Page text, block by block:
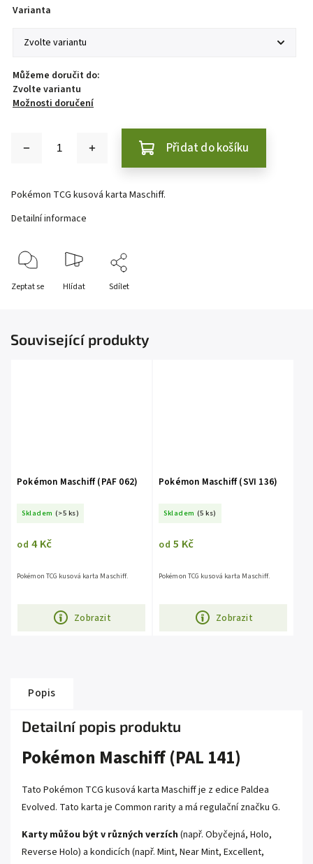
Varianta
Můžeme doručit do:
Zvolte variantu
Možnosti doručení
Přidat do košíku
Pokémon TCG kusová karta Maschiff.
Detailní informace
Zeptat se Hlídat Sdílet
Související produkty
Pokémon Maschiff (PAF 062)
Skladem (>5 ks)
od 4 Kč
Zobrazit
Pokémon TCG kusová karta Maschiff.
Pokémon Maschiff (SVI 136)
Skladem (5 ks)
od 5 Kč
Zobrazit
Pokémon TCG kusová karta Maschiff.
Popis
Detailní popis produktu
Pokémon Maschiff (PAL 141)
Tato Pokémon TCG kusová karta Maschiff je z edice Paldea
Evolved. Tato karta je Common rarity a má regulační značku G.
Karty můžou být v různých verzích (např. Obyčejná, Holo,
Reverse Holo) a kondicích (např. Mint, Near Mint, Excellent,